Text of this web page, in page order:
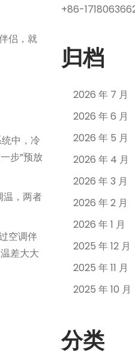
侣，就
中，冷
步”预放
温，两者
空调伴
差大大
+86-
归档
2026 年 7 月
2026 年 6 月
2026 年 5 月
2026 年 4 月
2026 年 3 月
2026 年 2 月
2026 年 1 月
2025 年 12 月
2025 年 11 月
2025 年 10 月
分类